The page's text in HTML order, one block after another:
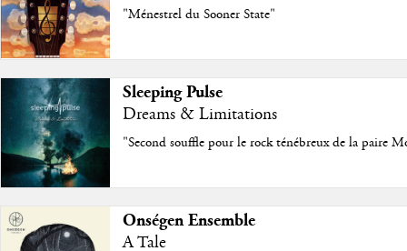
"Ménestrel du Sooner State"
Sleeping Pulse
Dreams & Limitations
"Second souffle pour le rock ténébreux de la paire
Onségen Ensemble
A Tale